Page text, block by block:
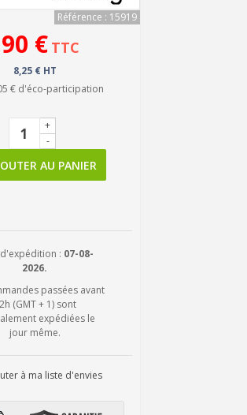
Référence : 15919
€ TTC
8,25 € HT
€ d'éco-participation
-
+
AU PANIER
: 07-08-
2026.
passées avant
(GMT + 1) sont
expédiées le
jour même.
à ma liste d'envies